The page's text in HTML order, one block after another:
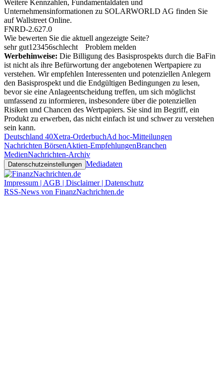
Weitere Kennzahlen, Fundamentaldaten und
Unternehmensinformationen zu SOLARWORLD AG finden Sie
aufWallstreet Online.
FNRD-2.627.0
Wie bewerten Sie die aktuell angezeigte Seite?
sehr gut1 23456schlecht
Problem melden
Werbehinweise: Die Billigung des Basisprospekts durch die BaFin
ist nicht als ihre Befürwortung der angebotenen Wertpapiere zu
verstehen. Wir empfehlen Interessenten und potenziellen Anlegern
den Basisprospekt und die Endgültigen Bedingungen zu lesen,
bevor sie eine Anlageentscheidung treffen, um sich möglichst
umfassend zu informieren, insbesondere über die potenziellen
Risiken und Chancen des Wertpapiers. Sie sind im Begriff, ein
Produkt zu erwerben, das nicht einfach ist und schwer zu verstehen
sein kann.
Deutschland 40Xetra-OrderbuchAd hoc-Mitteilungen
Nachrichten BörsenAktien-EmpfehlungenBranchen
MedienNachrichten-Archiv
Datenschutzeinstellungen Mediadaten
Impressum | AGB | Disclaimer | Datenschutz
RSS-News von FinanzNachrichten.de